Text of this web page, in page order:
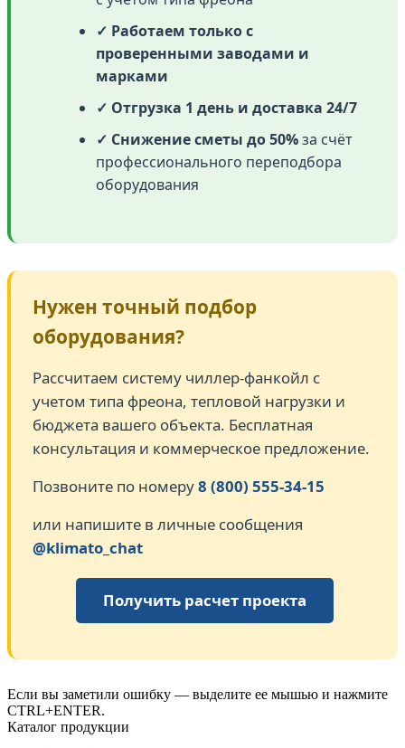
✓ Работаем только с
проверенными заводами и
марками
✓ Отгрузка 1 день и доставка 24/7
✓ Снижение сметы до 50%за счёт
профессионального переподбора
оборудования
Нужен точный подбор
оборудования?
Рассчитаем систему чиллер-фанкойл с
учетом типа фреона, тепловой нагрузки и
бюджета вашего объекта. Бесплатная
консультация и коммерческое предложение.
Позвоните по номеру8 (800) 555-34-15
или напишите в личные сообщения
@klimato_chat
Получить расчет проекта
Если вы заметили ошибку — выделите ее мышью и нажмите
CTRL+ENTER.
Каталог продукции